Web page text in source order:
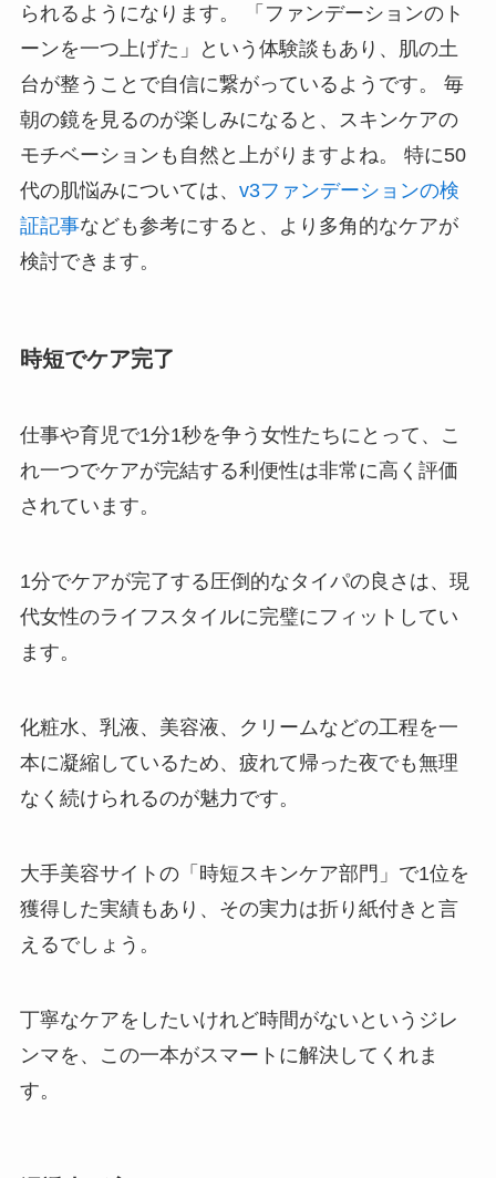
られるようになります。 「ファンデーションのト
ーンを一つ上げた」という体験談もあり、肌の土
台が整うことで自信に繋がっているようです。 毎
朝の鏡を見るのが楽しみになると、スキンケアの
モチベーションも自然と上がりますよね。 特に50
代の肌悩みについては、 v3ファンデーションの検
証記事なども参考にすると、より多角的なケアが
検討できます。
時短でケア完了
仕事や育児で1分1秒を争う女性たちにとって、こ
れ一つでケアが完結する利便性は非常に高く評価
されています。
1分でケアが完了する圧倒的なタイパの良さは、現
代女性のライフスタイルに完璧にフィットしてい
ます。
化粧水、乳液、美容液、クリームなどの工程を一
本に凝縮しているため、疲れて帰った夜でも無理
なく続けられるのが魅力です。
大手美容サイトの「時短スキンケア部門」で1位を
獲得した実績もあり、その実力は折り紙付きと言
えるでしょう。
丁寧なケアをしたいけれど時間がないというジレ
ンマを、この一本がスマートに解決してくれま
す。